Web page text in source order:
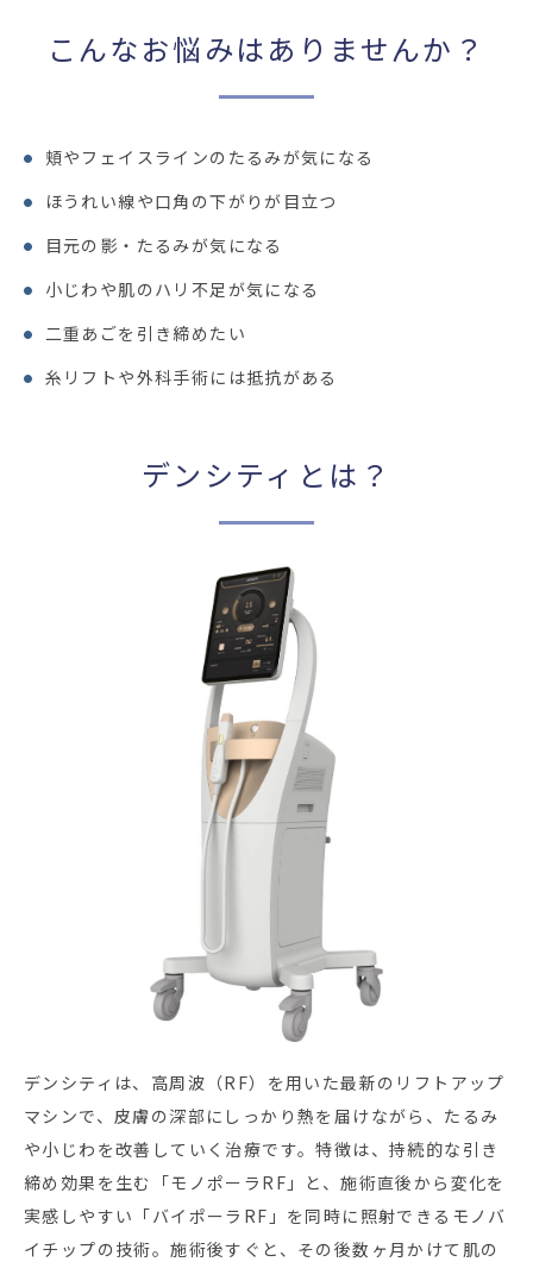
こんなお悩みはありませんか？
頬やフェイスラインのたるみが気になる
ほうれい線や口角の下がりが目立つ
目元の影・たるみが気になる
小じわや肌のハリ不足が気になる
二重あごを引き締めたい
糸リフトや外科手術には抵抗がある
デンシティとは？
デンシティは、高周波（RF）を用いた最新のリフトアップ
マシンで、皮膚の深部にしっかり熱を届けながら、たるみ
や小じわを改善していく治療です。特徴は、持続的な引き
締め効果を生む「モノポーラRF」と、施術直後から変化を
実感しやすい「バイポーラRF」を同時に照射できるモノバ
イチップの技術。施術後すぐと、その後数ヶ月かけて肌の